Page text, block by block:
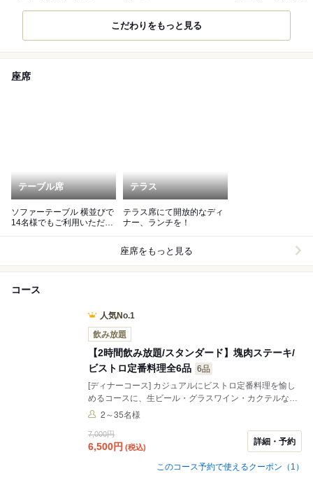
こだわりをもっと見る
座席
テーブル席
ソファーテーブル 横並びで
14名様でもご利用いただけ
テラス
テラス席にて開放的なディ
ナー、ランチを！
座席をもっと見る
コース
人気No.1
飲み放題
【2時間飲み放題/スタンダード】塊肉ステーキ/
ビストロ定番料理全6品 6品
[ディナーコース] カジュアルにビストロ定番料理を愉し
めるコースに、生ビール・グラスワイン・カクテルなど
約20種の飲み放題を付けて特別価格で。メインは赤身肉
WAGYU」。
2～35名様
7,000円
6,500円 (税込)
詳細・予約
このコース予約で使えるクーポン（1）